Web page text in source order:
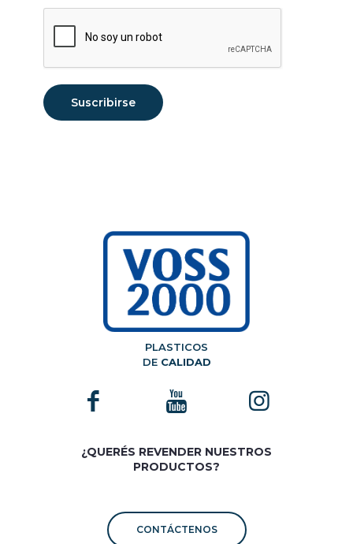
PLASTICOS
DE CALIDAD
¿QUERÉS REVENDER NUESTROS
PRODUCTOS?
CONTÁCTENOS